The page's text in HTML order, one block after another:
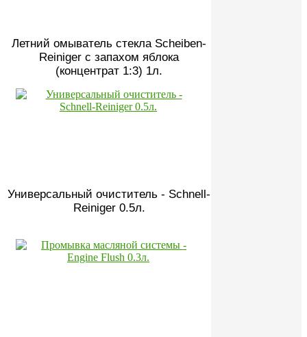
Летний омыватель стекла Scheiben-
Reiniger с запахом яблока
(концентрат 1:3) 1л.
Универсальный очиститель - Schnell-
Reiniger 0.5л.